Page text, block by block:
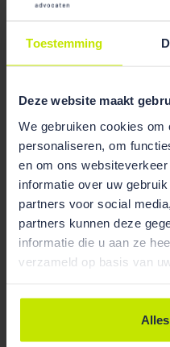
Toestemming
Deze website maakt
We gebruiken cookies
personaliseren, om
en om ons
informatie over uw
partners voor social
partners kunnen deze
informatie die u aan ze
verzameld op basis van
02 Jun 2025